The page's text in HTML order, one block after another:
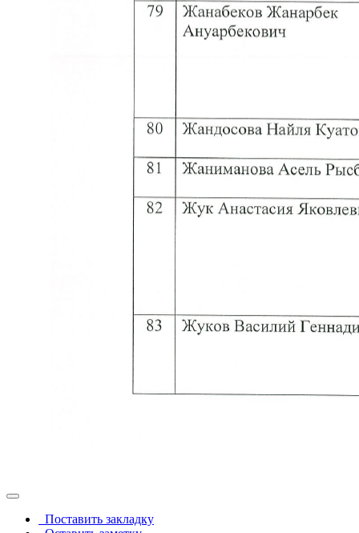
Поставить закладку